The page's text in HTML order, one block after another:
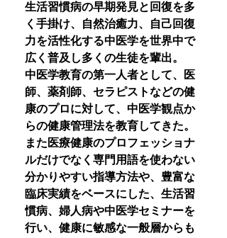
生活習慣病の早期発見と回復を多
く手掛け、自然治癒力、自己回復
力を活性化する中医学を世界中で
広く普及し多くの生徒を輩出。
中医学教育の第一人者として、医
師、薬剤師、セラピストなどの健
康のプロに対して、中医学観点か
らの健康管理法を教育してきた。
また医療健康のプロフェッショナ
ルだけでなく専門用語を使わない
分かりやすい指導方法や、豊富な
臨床実績をベースにした、生活習
慣病、婦人病や中医学セミナーを
行い、健康に敏感な一般層からも